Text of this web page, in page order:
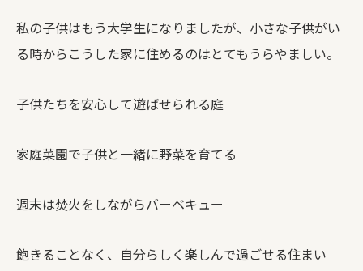
私の子供はもう大学生になりましたが、小さな子供がい
る時からこうした家に住めるのはとてもうらやましい。
子供たちを安心して遊ばせられる庭
家庭菜園で子供と一緒に野菜を育てる
週末は焚火をしながらバーベキュー
飽きることなく、自分らしく楽しんで過ごせる住まい